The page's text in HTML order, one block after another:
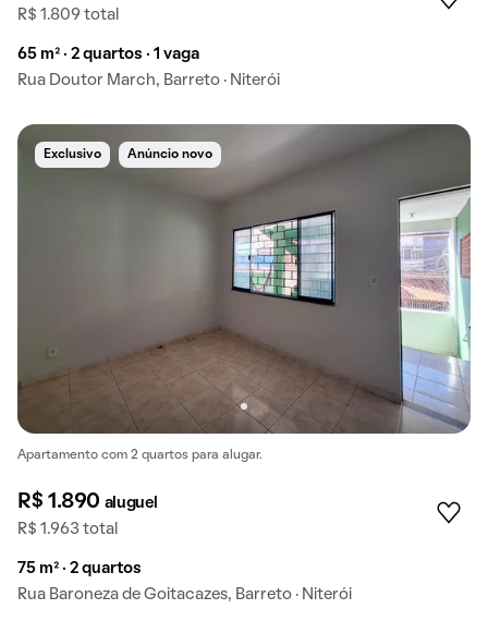
R$ 1.809 total
65 m² · 2 quartos · 1 vaga
Rua Doutor March, Barreto · Niterói
Exclusivo Anúncio novo
Apartamento com 2 quartos para alugar.
R$ 1.890 aluguel
R$ 1.963 total
75 m² · 2 quartos
Rua Baroneza de Goitacazes, Barreto · Niterói